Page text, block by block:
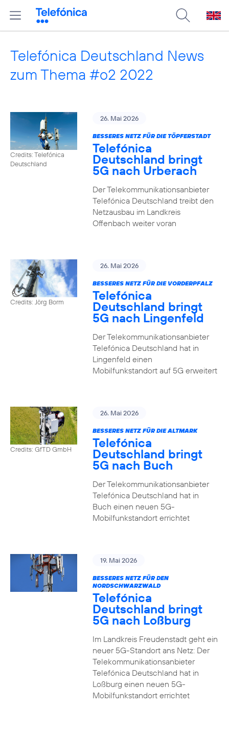
Telefónica Deutschland News
zum Thema #o2 2022
Credits: Telefónica
Deutschland
26. Mai 2026
BESSERES NETZ FÜR DIE TÖPFERSTADT
Telefónica
Deutschland bringt
5G nach Urberach
Der Telekommunikationsanbieter
Telefónica Deutschland treibt den
Netzausbau im Landkreis
Offenbach weiter voran
Credits: Jörg Borm
26. Mai 2026
BESSERES NETZ FÜR DIE VORDERPFALZ
Telefónica
Deutschland bringt
5G nach Lingenfeld
Der Telekommunikationsanbieter
Telefónica Deutschland hat in
Lingenfeld einen
Mobilfunkstandort auf 5G erweitert
Credits: GfTD GmbH
26. Mai 2026
BESSERES NETZ FÜR DIE ALTMARK
Telefónica
Deutschland bringt
5G nach Buch
Der Telekommunikationsanbieter
Telefónica Deutschland hat in
Buch einen neuen 5G-
Mobilfunkstandort errichtet
19. Mai 2026
BESSERES NETZ FÜR DEN
NORDSCHWARZWALD
Telefónica
Deutschland bringt
5G nach Loßburg
Im Landkreis Freudenstadt geht ein
neuer 5G-Standort ans Netz: Der
Telekommunikationsanbieter
Telefónica Deutschland hat in
Loßburg einen neuen 5G-
Mobilfunkstandort errichtet